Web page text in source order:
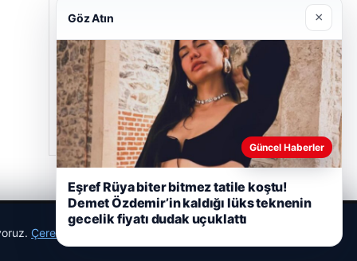
Cengiz Sigorta
23/06/2026
Çerez Politikamız
Göz Atın ×
Güncel Haberler
Eşref Rüya biter bitmez tatile koştu!
Demet Özdemir’in kaldığı lüks teknenin
gecelik fiyatı dudak uçuklattı